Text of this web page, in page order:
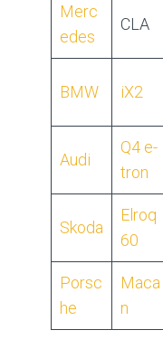
Merc
edes
CLA
BMW iX2
Audi
Q4 e-
tron
Skoda
Elroq
60
Porsc
he
Maca
n